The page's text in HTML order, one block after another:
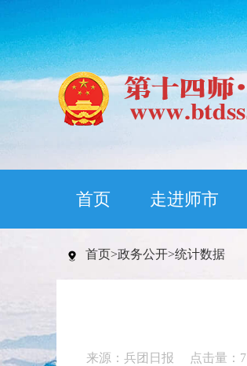
首页 走进师市
首页>政务公开>统计数据
来源：兵团日报 点击量：